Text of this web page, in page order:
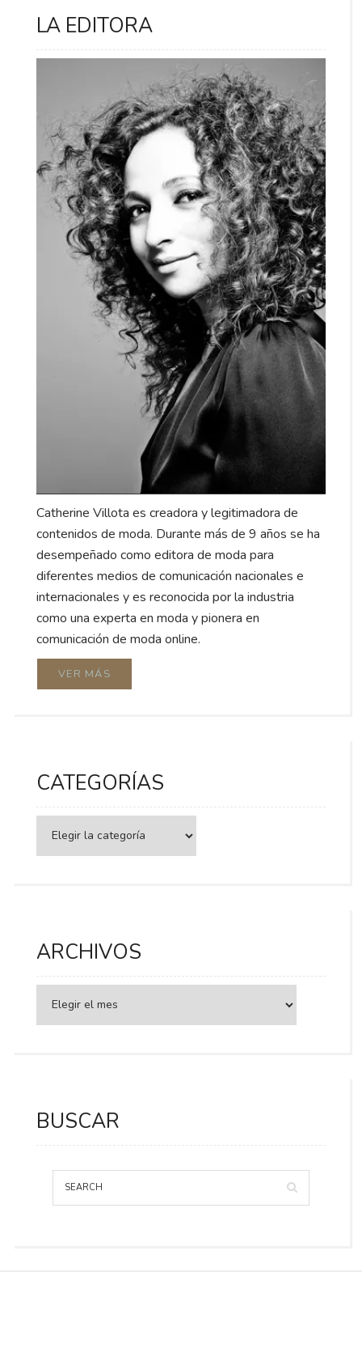
LA EDITORA
Catherine Villota es creadora y legitimadora de
contenidos de moda. Durante más de 9 años se ha
desempeñado como editora de moda para
diferentes medios de comunicación nacionales e
internacionales y es reconocida por la industria
como una experta en moda y pionera en
comunicación de moda online.
VER MÁS
CATEGORÍAS
ARCHIVOS
BUSCAR